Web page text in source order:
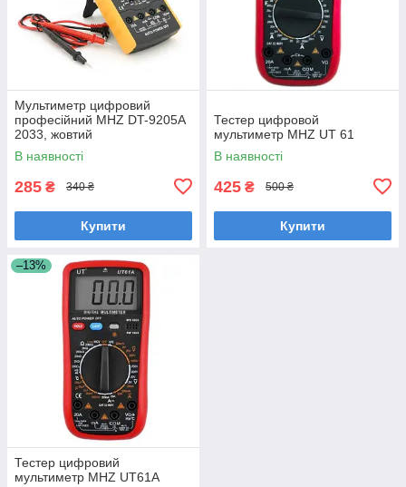
Мультиметр цифровий
професійний MHZ DT-9205A
2033, жовтий
В наявності
285 ₴ 340 ₴
Купити
Тестер цифровой
мультиметр MHZ UT 61
В наявності
425 ₴ 500 ₴
Купити
–13%
Тестер цифровий
мультиметр MHZ UT61A